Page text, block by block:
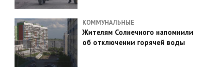
КОММУНАЛЬНЫЕ
Жителям Солнечного напомнили
об отключении горячей воды